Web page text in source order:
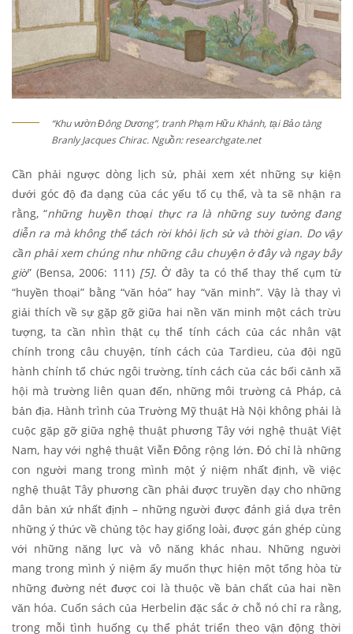
“Khu vườn Đông Dương”, tranh Phạm Hữu Khánh, tại Bảo tàng
Branly Jacques Chirac. Nguồn: researchgate.net
Cần phải ngược dòng lịch sử, phải xem xét những sự kiện
dưới góc độ đa dạng của các yếu tố cụ thể, và ta sẽ nhận ra
rằng, “những huyền thoại thực ra là những suy tưởng đang
diễn ra mà không thể tách rời khỏi lịch sử và thời gian. Do vậy
cần phải xem chúng như những câu chuyện ở đây và ngay bây
giờ” (Bensa, 2006: 111) [5]. Ở đây ta có thể thay thế cụm từ
“huyền thoại” bằng “văn hóa” hay “văn minh”. Vậy là thay vì
giải thích về sự gặp gỡ giữa hai nền văn minh một cách trừu
tượng, ta cần nhìn thật cụ thể tính cách của các nhân vật
chính trong câu chuyện, tính cách của Tardieu, của đội ngũ
hành chính tổ chức ngôi trường, tính cách của các bối cảnh xã
hội mà trường liên quan đến, những môi trường cả Pháp, cả
bản địa. Hành trình của Trường Mỹ thuật Hà Nội không phải là
cuộc gặp gỡ giữa nghệ thuật phương Tây với nghệ thuật Việt
Nam, hay với nghệ thuật Viễn Đông rộng lớn. Đó chỉ là những
con người mang trong mình một ý niệm nhất định, về việc
nghệ thuật Tây phương cần phải được truyền dạy cho những
dân bản xứ nhất định – những người được đánh giá dựa trên
những ý thức về chủng tộc hay giống loài, được gán ghép cùng
với những năng lực và vô năng khác nhau. Những người
mang trong mình ý niệm ấy muốn thực hiện một tổng hòa từ
những đường nét được coi là thuộc về bản chất của hai nền
văn hóa. Cuốn sách của Herbelin đặc sắc ở chỗ nó chỉ ra rằng,
trong mỗi tình huống cụ thể phát triển theo vận động thời